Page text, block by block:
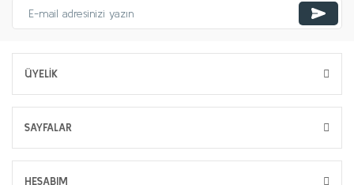
ÜYELİK
SAYFALAR
HESABIM